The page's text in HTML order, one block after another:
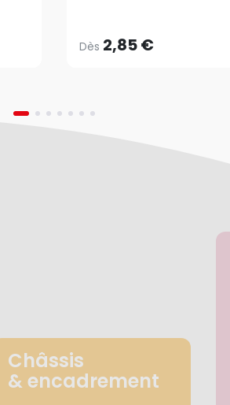
Dès 2,85 €
Châssis
& encadrement